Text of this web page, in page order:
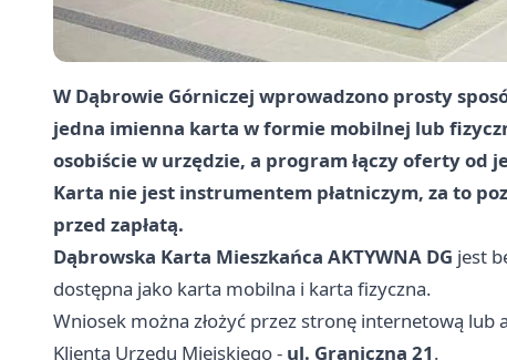
W Dąbrowie Górniczej wprowadzono prosty
jedna imienna karta w formie mobilnej lub
osobiście w urzędzie, a program łączy oferty
Karta nie jest instrumentem płatniczym, za to
przed zapłatą.
Dąbrowska Karta Mieszkańca AKTYWNA DG jest
dostępna jako karta mobilna i karta fizyczna.
Wniosek można złożyć przez stronę internetową lub
Klienta Urzędu Miejskiego - ul. Graniczna 21.